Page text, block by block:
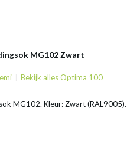
MG102 Zwart
Bekijk alles Optima 100
MG102. Kleur: Zwart (RAL9005).